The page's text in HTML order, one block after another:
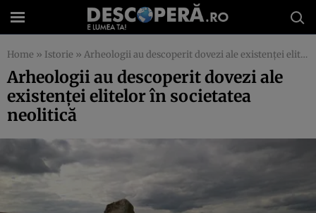
Home » Istorie » Arheologii au descoperit dovezi ale existenţei elitelor în societatea neolitică
Arheologii au descoperit dovezi ale
existenţei elitelor în societatea
neolitică